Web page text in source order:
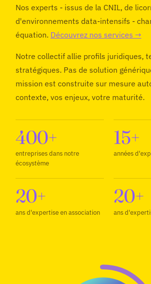
Nos experts - issus de la CNIL, de
d'environnements data-intensifs -
équation. Découvrez nos services →
Notre collectif allie profils juridiques,
stratégiques. Pas de solution
mission est construite sur mesure
contexte, vos enjeux, votre maturité.
400+
entreprises dans notre
écosystème
15+
années
20+
ans d'expertise en association
20+
ans